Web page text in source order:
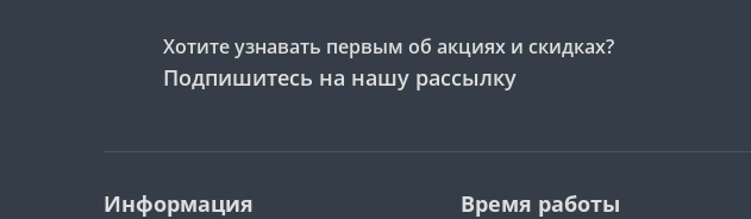
Хотите узнавать первым об акциях и скидках?
Подпишитесь на нашу рассылку
Информация Время работы